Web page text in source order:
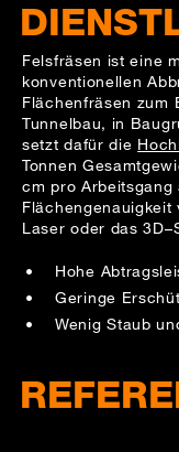
Felsfräsen ist eine
konventionellen
Flächenfräsen zum
Tunnelbau, in
setzt dafür die
Tonnen
cm pro
Laser oder das
Hohe
Geringe
Wenig Staub